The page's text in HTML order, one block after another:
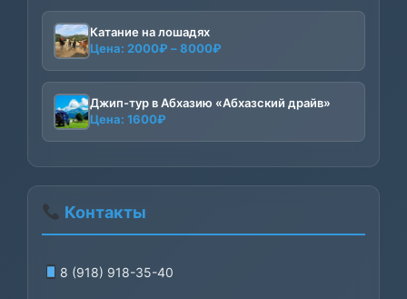
Катание на лошадях
Цена: 2000₽ –8000₽
2000₽
–
Джип-тур в Абхазию «Абхазский драйв»
Цена: 1600₽
Контакты
8 (918) 918-35-40